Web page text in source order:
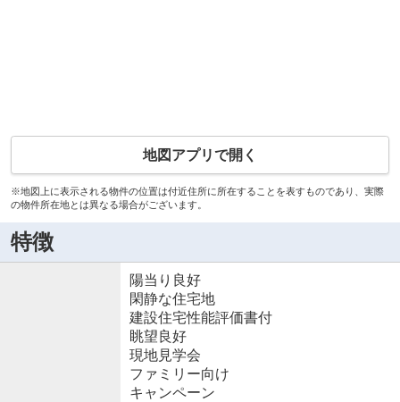
地図アプリで開く
※地図上に表示される物件の位置は付近住所に所在することを表すものであり、実際
の物件所在地とは異なる場合がございます。
特徴
陽当り良好
閑静な住宅地
建設住宅性能評価書付
眺望良好
現地見学会
ファミリー向け
キャンペーン